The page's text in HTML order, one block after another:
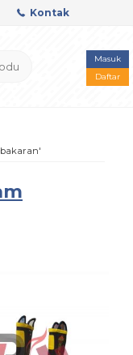
Kontak
Masuk
Daftar